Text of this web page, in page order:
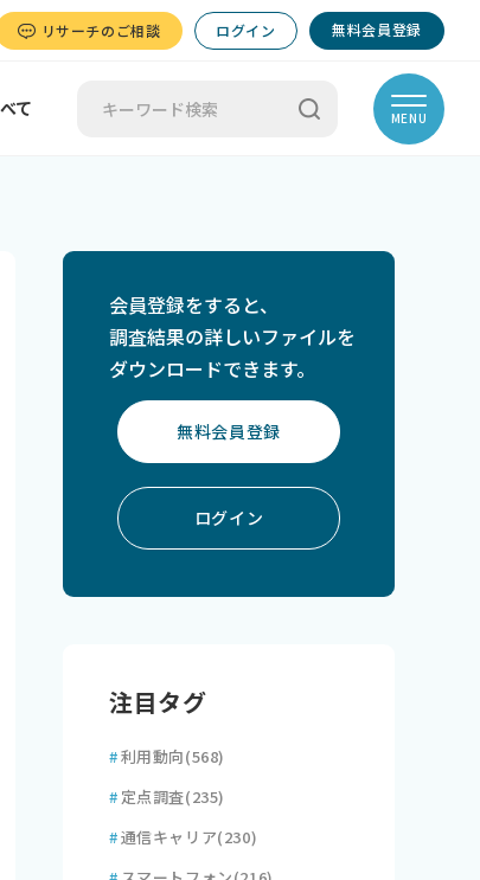
リサーチのご相談 ログイン 無料会員登録
て MENU
会員登録をすると、
調査結果の詳しいファイルを
ダウンロードできます。
無料会員登録
ログイン
注目タグ
#利用動向(568)
# 定点調査(235)
#通信キャリア(230)